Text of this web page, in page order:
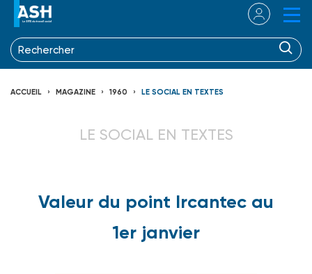
ACCUEIL MAGAZINE 1960 LE SOCIAL EN TEXTES
LE SOCIAL EN TEXTES
Valeur du point Ircantec au
1er janvier